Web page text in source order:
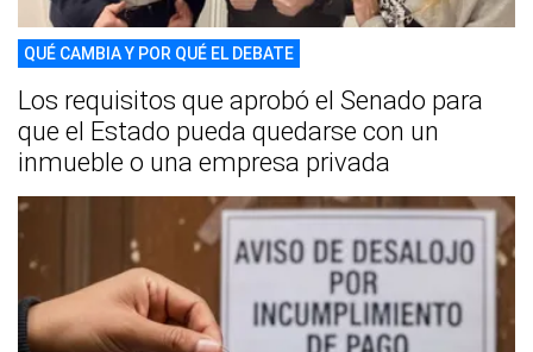
QUÉ CAMBIA Y POR QUÉ EL DEBATE
Los requisitos que aprobó el Senado para
que el Estado pueda quedarse con un
inmueble o una empresa privada